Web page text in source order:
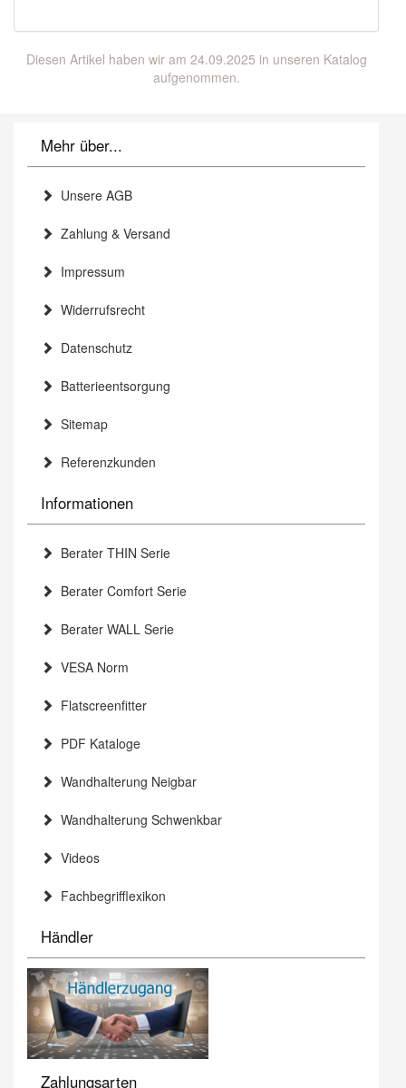
Diesen Artikel haben wir am 24.09.2025 in unseren Katalog
aufgenommen.
Mehr über...
Unsere AGB
Zahlung & Versand
Impressum
Widerrufsrecht
Datenschutz
Batterieentsorgung
Sitemap
Referenzkunden
Informationen
Berater THIN Serie
Berater Comfort Serie
Berater WALL Serie
VESA Norm
Flatscreenfitter
PDF Kataloge
Wandhalterung Neigbar
Wandhalterung Schwenkbar
Videos
Fachbegrifflexikon
Händler
Zahlungsarten